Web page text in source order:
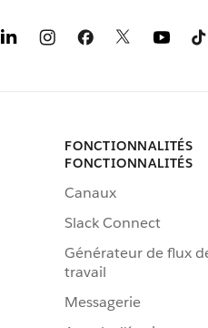
FONCTIONNALITÉS
FONCTIONNALITÉS
Canaux
Slack Connect
Générateur de flux
travail
Messagerie